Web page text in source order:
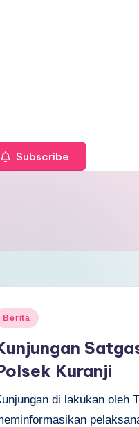
Subscribe
Berita
Kuranji
di lakukan oleh